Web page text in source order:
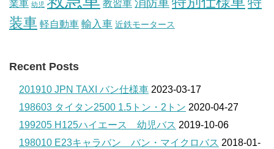
業車 幼児 教習車 消防車
装車 軽自動車 輸入車 近鉄モータース
Recent Posts
201910 JPN TAXI バン仕様車 2023-03-17
198603 タイタン2500 1.5トン・2トン 2020-04-27
199205 H125ハイエース 幼児バス 2019-10-06
198010 E23キャラバン バン・マイクロバス 2018-01-